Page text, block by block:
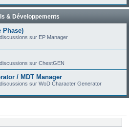
r
r
& Développements
Phase)
sur EP Manager
sur ChestGEN
/ MDT Manager
sur WoD Character Generator